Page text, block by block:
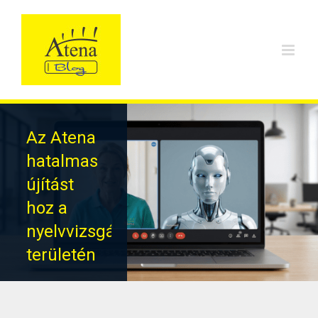
Az Atena
hatalmas
újítást
hoz a
nyelvvizsgáztatás
területén